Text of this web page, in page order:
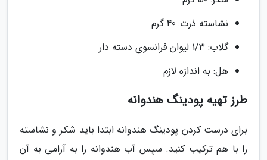
نشاسته ذرت: 40 گرم
گلاب: 1/3 لیوان فرانسوی دسته دار
هل: به اندازه لازم
طرز تهیه پودینگ هندوانه
برای درست کردن پودینگ هندوانه ابتدا باید شکر و نشاسته
را با هم ترکیب کنید. سپس آب هندوانه را به آرامی به آن